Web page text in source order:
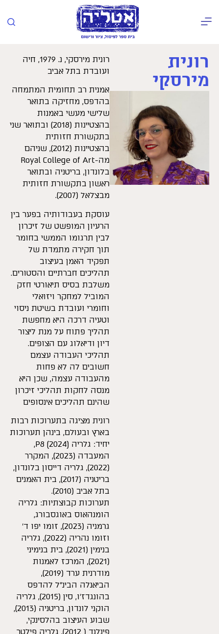
רונית מירסקי, נ. 1979, חיה
ועובדת בתל אביב
אמנית רב תחומית המתמחה
בהדפס, מחזיקה בתואר
שלישי מעשי באמנות
בהצטיינות (2018) ובתואר שני
בתקשורת חזותית
בהצטיינות (2012), שניהם
מה-Royal College of Art
בלונדון, בריטניה ובתואר
ראשון בתקשורת חזותית
מבצלאל (2007).
עוסקת בעבודותיה בפער בין
הרעיון המופשט של זיכרון
לבין תרגומו הממשי בחומר
תוך חקירה מתמדת של
תפקיד האמן בעיצוב
תהליכים חברתיים והסטורים.
משלבת בסיס תיאורטי חזק
המוביל למחקר ויזואלי
וחומרי ועובדת בשיטת ניסוי
וטעיה דרכה היא מחפשת
תהליך פתוח על מנת ליצור
דיון ודיאלוג עם הצופים.
תהליכי העבודה עצמם
חשובים לה לא פחות
מהעבודה עצמה, שכן היא
מנסה לחקות תהליכי זיכרון
שהינם תהליכים אינסופים
רונית מציגה בתערוכות רבות
בארץ ובעולם, בינהן תערוכות
יחיד: גלריה P8 (2024),
המעבדה (2023), המקרר
(2022), גלריה דייסון בלונדון,
בריטניה (2017), בית האמנים
בתל אביב (2010).
תערוכות קבוצתיות: גלריה
הומנהאוס באוגסבורג,
גרמניה (2023), זומו יפו ד׳
וזומו נהריה (2022), גלריה
בנימין (2021), בית בנימיני
(2021), המרכז לאמנות
מודרנית ערד (2019),
הביאנלה הבינ״ל להדפס
בהונגדז׳ו, סין (2015), גלריה
הוקני לונדון, בריטניה (2013),
שבוע העיצוב בהלסינקי,
פינלנד ( 2012), גלריה פילטר
רונית
מירסקי